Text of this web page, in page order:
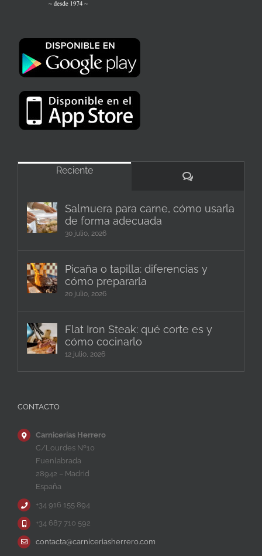
Reciente
Comentarios
Salmuera para carne, cómo usarla
de forma adecuada
30 julio, 2026
Picaña o tapilla: diferencias y
cómo prepararla
20 julio, 2026
Flat Iron Steak: qué corte es y
cómo cocinarlo
12 julio, 2026
CONTACTO
Carnicerías Herrero
C/Lourdes Nº10
Fuenlabrada
28942 – Madrid
España
+34 916 155 894
+34 687 710 592
contacta@carniceriasherrero.com